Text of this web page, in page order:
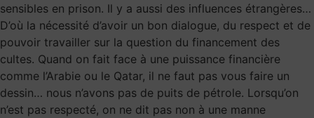
sensibles en prison. Il y a aussi des influences étrangères…
D’où la nécessité d’avoir un bon dialogue, du respect et de
pouvoir travailler sur la question du financement des
cultes. Quand on fait face à une puissance financière
comme l’Arabie ou le Qatar, il ne faut pas vous faire un
dessin… nous n’avons pas de puits de pétrole. Lorsqu’on
n’est pas respecté, on ne dit pas non à une manne